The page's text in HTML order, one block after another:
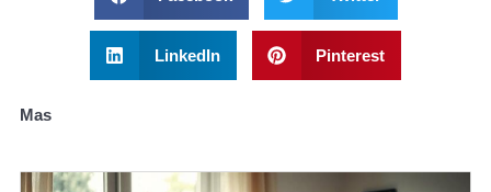
LinkedIn Pinterest
Mas